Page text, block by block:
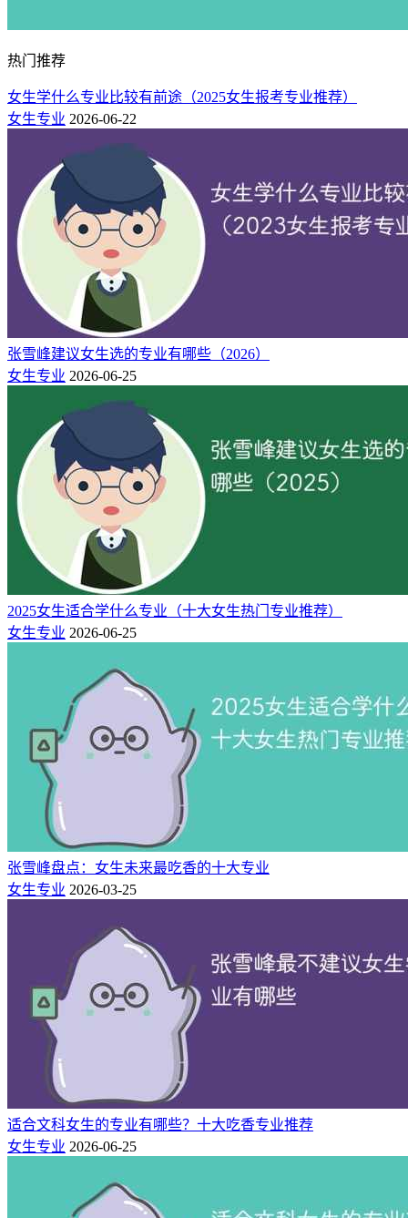
热门推荐
女生学什么专业比较有前途（2025女生报考专业推荐）
女生专业 2026-06-22
张雪峰建议女生选的专业有哪些（2026）
女生专业 2026-06-25
2025女生适合学什么专业（十大女生热门专业推荐）
女生专业 2026-06-25
张雪峰盘点：女生未来最吃香的十大专业
女生专业 2026-03-25
适合文科女生的专业有哪些？十大吃香专业推荐
女生专业 2026-06-25